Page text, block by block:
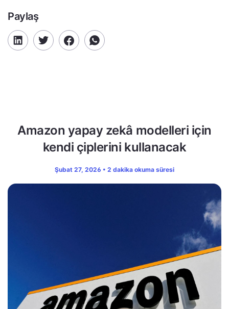
Paylaş
Amazon yapay zekâ modelleri için
kendi çiplerini kullanacak
Şubat 27, 2026 • 2 dakika okuma süresi